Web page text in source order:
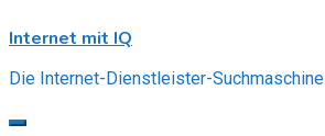
to
Internet mit IQ
Die Internet-Dienstleister-Suchmaschine